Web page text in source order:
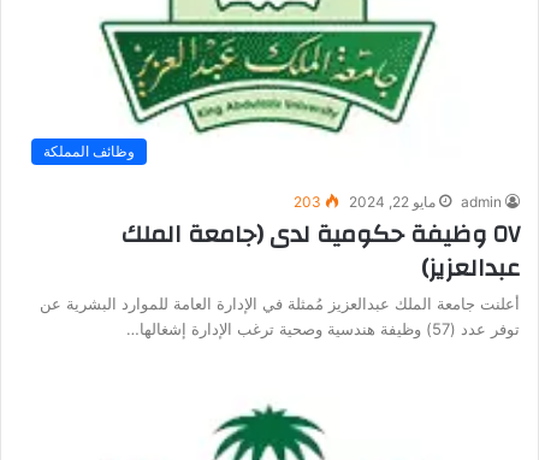
وظائف المملكة
admin مايو 22, 2024 203
٥٧ وظيفة حكومية لدى (جامعة الملك
عبدالعزيز)
أعلنت جامعة الملك عبدالعزيز مُمثلة في الإدارة العامة للموارد البشرية عن
توفر عدد (57) وظيفة هندسية وصحية ترغب الإدارة إشغالها…